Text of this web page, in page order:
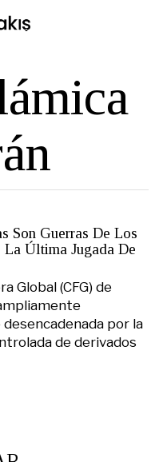
Son Guerras De Los
Última Jugada De
Global (CFG) de
por la
de derivados